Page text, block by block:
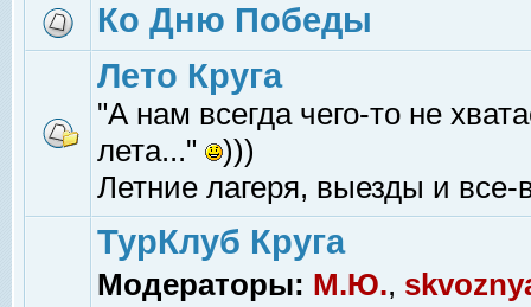
Ко Дню Победы
Лето Круга
"А нам всегда чего-то не
лета..."
)))
Летние лагеря, выезды и все-
ТурКлуб Круга
Модераторы: М.Ю.,